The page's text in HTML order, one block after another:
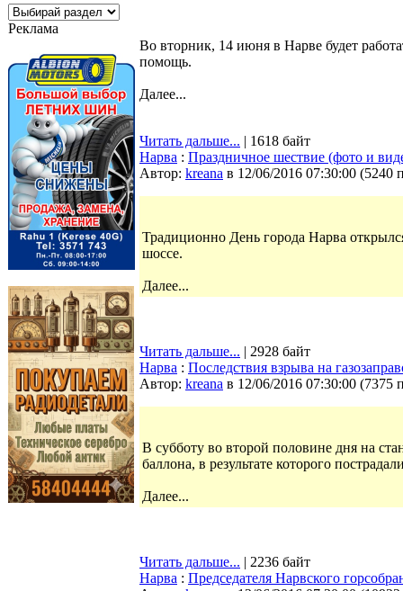
Реклама
Во вторник, 14 июня в Нарве будет
помощь.
Далее...
Читать дальше... | 1618 байт
Нарва : Праздничное шествие (фото и
Автор: kreana в 12/06/2016 07:30:00 (5240
Традиционно День города Нарва
шоссе.
Далее...
Читать дальше... | 2928 байт
Нарва : Последствия взрыва на
Автор: kreana в 12/06/2016 07:30:00 (7375
В субботу во второй половине дня на
баллона, в результате которого
Далее...
Читать дальше... | 2236 байт
Нарва : Председателя Нарвского